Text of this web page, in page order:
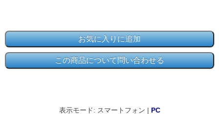
表示モード: スマートフォン | PC